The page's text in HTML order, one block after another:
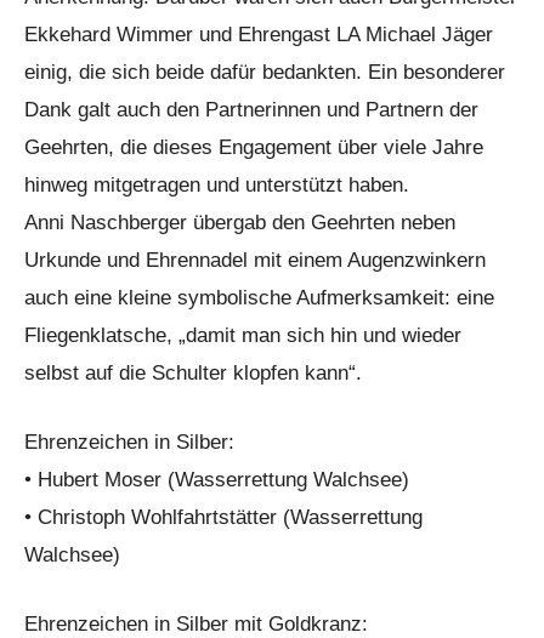
Ekkehard Wimmer und Ehrengast LA Michael Jäger
einig, die sich beide dafür bedankten. Ein besonderer
Dank galt auch den Partnerinnen und Partnern der
Geehrten, die dieses Engagement über viele Jahre
hinweg mitgetragen und unterstützt haben.
Anni Naschberger übergab den Geehrten neben
Urkunde und Ehrennadel mit einem Augenzwinkern
auch eine kleine symbolische Aufmerksamkeit: eine
Fliegenklatsche, „damit man sich hin und wieder
selbst auf die Schulter klopfen kann“.
Ehrenzeichen in Silber:
• Hubert Moser (Wasserrettung Walchsee)
• Christoph Wohlfahrtstätter (Wasserrettung
Walchsee)
Ehrenzeichen in Silber mit Goldkranz: